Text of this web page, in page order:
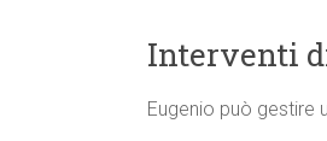
Interventi
Eugenio può gestire